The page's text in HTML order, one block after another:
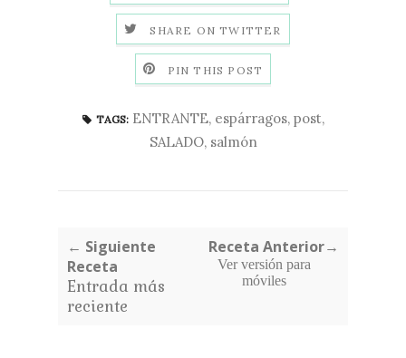
SHARE ON TWITTER
PIN THIS POST
TAGS: ENTRANTE, espárragos, post,
SALADO, salmón
← Siguiente
Receta
Entrada más
reciente
Receta Anterior→
Ver versión para
móviles